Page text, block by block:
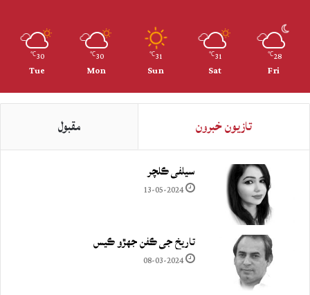
28
℃
Fri
31
℃
Sat
31
℃
Sun
30
℃
Mon
30
℃
Tue
تازيون خبرون مقبول
سيلفي ڪلچر
13-05-2024
تاريخ جي ڪفن جھڙو ڪيس
08-03-2024